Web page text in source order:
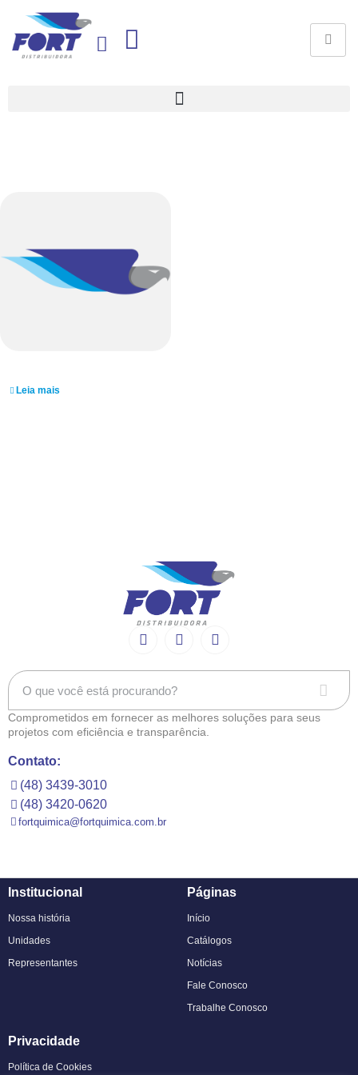
Leia mais
Comprometidos em fornecer as melhores soluções para seus
projetos com eficiência e transparência.
Contato:
(48) 3439-3010
(48) 3420-0620
fortquimica@fortquimica.com.br
Institucional
Nossa história
Unidades
Representantes
Páginas
Início
Catálogos
Notícias
Fale Conosco
Trabalhe Conosco
Privacidade
Política de Cookies